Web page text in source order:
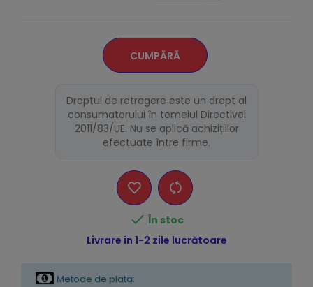
CUMPĂRĂ
Dreptul de retragere este un drept al
consumatorului în temeiul Directivei
2011/83/UE. Nu se aplică achizițiilor
efectuate între firme.
 În stoc
Livrare în 1-2 zile lucrătoare
Metode de plata: